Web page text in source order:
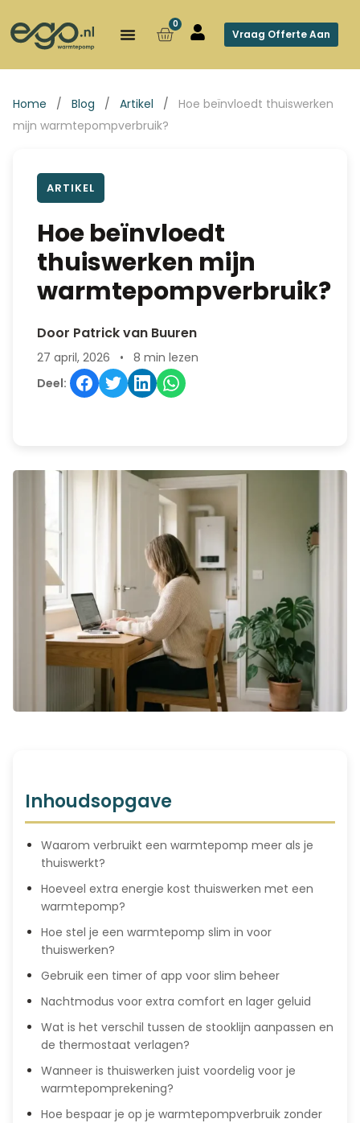
0
Vraag Offerte Aan
Home / Blog / Artikel /
Hoe beïnvloedt thuiswerken
mijn warmtepompverbruik?
ARTIKEL
Hoe beïnvloedt
thuiswerken mijn
warmtepompverbruik?
Door Patrick van Buuren
27 april, 2026 •
8 min lezen
Deel:
Inhoudsopgave
Waarom verbruikt een warmtepomp meer als je
thuiswerkt?
Hoeveel extra energie kost thuiswerken met een
warmtepomp?
Hoe stel je een warmtepomp slim in voor
thuiswerken?
Gebruik een timer of app voor slim beheer
Nachtmodus voor extra comfort en lager geluid
Wat is het verschil tussen de stooklijn aanpassen en
de thermostaat verlagen?
Wanneer is thuiswerken juist voordelig voor je
warmtepomprekening?
Hoe bespaar je op je warmtepompverbruik zonder